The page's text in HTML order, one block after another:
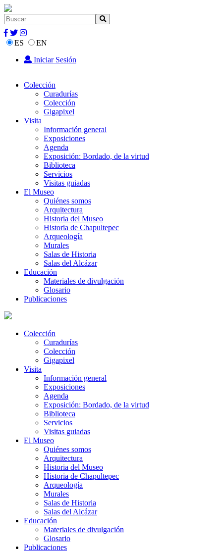
ES
EN
Iniciar Sesión
Colección
Curadurías
Colección
Gigapixel
Visita
Información general
Exposiciones
Agenda
Exposición: Bordado, de la virtud
Biblioteca
Servicios
Visitas guiadas
El Museo
Quiénes somos
Arquitectura
Historia del Museo
Historia de Chapultepec
Arqueología
Murales
Salas de Historia
Salas del Alcázar
Educación
Materiales de divulgación
Glosario
Publicaciones
Colección
Curadurías
Colección
Gigapixel
Visita
Información general
Exposiciones
Agenda
Exposición: Bordado, de la virtud
Biblioteca
Servicios
Visitas guiadas
El Museo
Quiénes somos
Arquitectura
Historia del Museo
Historia de Chapultepec
Arqueología
Murales
Salas de Historia
Salas del Alcázar
Educación
Materiales de divulgación
Glosario
Publicaciones